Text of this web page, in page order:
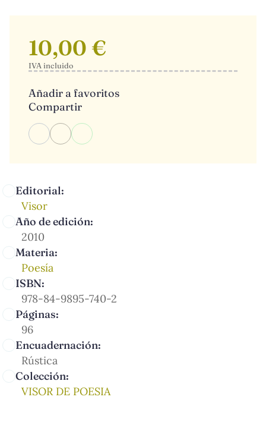
Editorial:
Visor
Año de edición:
2010
Materia:
Poesía
ISBN:
978-84-9895-740-2
Páginas:
96
Encuadernación:
Rústica
Colección:
VISOR DE POESIA
10,00 €
IVA incluido
Añadir a favoritos
Compartir